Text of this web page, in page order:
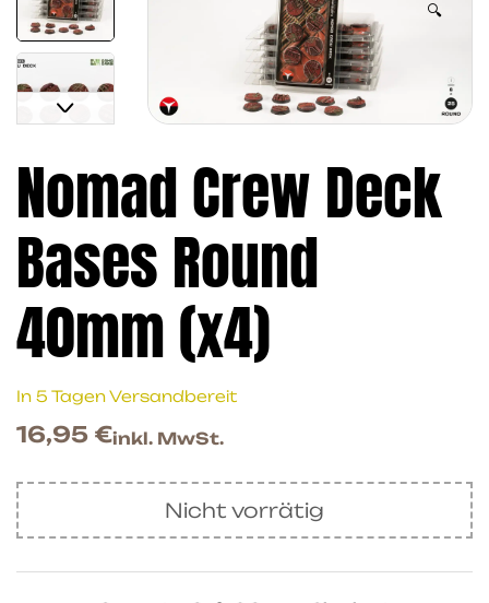
🔍
Nomad Crew Deck
Bases Round
40mm (x4)
In 5 Tagen Versandbereit
16,95 €inkl. MwSt.
Nicht vorrätig